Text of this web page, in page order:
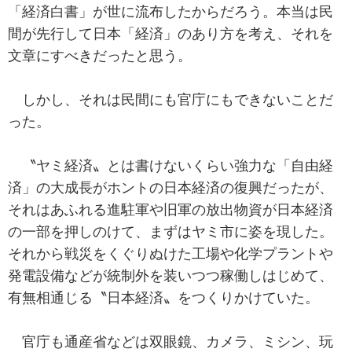
「経済白書」が世に流布したからだろう。本当は民
間が先行して日本「経済」のあり方を考え、それを
文章にすべきだったと思う。
しかし、それは民間にも官庁にもできないことだ
った。
〝ヤミ経済〟とは書けないくらい強力な「自由経
済」の大成長がホントの日本経済の復興だったが、
それはあふれる進駐軍や旧軍の放出物資が日本経済
の一部を押しのけて、まずはヤミ市に姿を現した。
それから戦災をくぐりぬけた工場や化学プラントや
発電設備などが統制外を装いつつ稼働しはじめて、
有無相通じる〝日本経済〟をつくりかけていた。
官庁も通産省などは双眼鏡、カメラ、ミシン、玩